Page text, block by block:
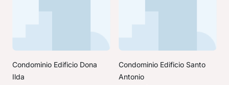
Condominio Edificio Dona
Ilda
Condominio Edificio Santo
Antonio